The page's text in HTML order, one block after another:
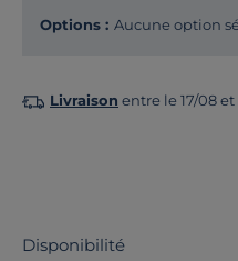
Options : Aucune option
Livraison entre le 17/08 et
Disponibilité